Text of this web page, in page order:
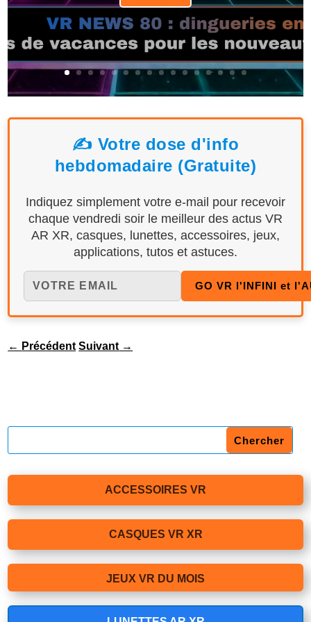
✍️ Votre dose d'info
hebdomadaire (Gratuite)
Indiquez simplement votre e-mail pour recevoir
chaque vendredi soir le meilleur des actus VR
AR XR, casques, lunettes, accessoires, jeux,
applications, tutos et astuces.
← Précédent Suivant →
ACCESSOIRES VR
CASQUES VR XR
JEUX VR DU MOIS